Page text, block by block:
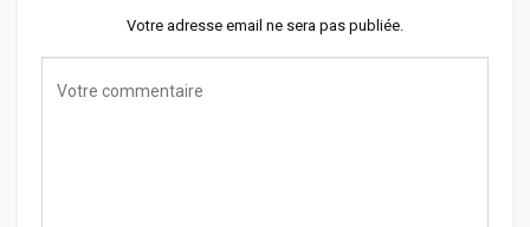
Votre adresse email ne sera pas publiée.